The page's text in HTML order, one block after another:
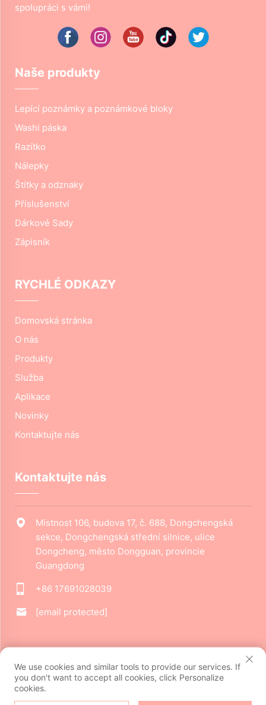
spolupráci s vámi!
Naše produkty
Lepící poznámky a poznámkové bloky
Washi páska
Razítko
Nálepky
Štítky a odznaky
Příslušenství
Dárkové Sady
Zápisník
RYCHLÉ ODKAZY
Domovská stránka
O nás
Produkty
Služba
Aplikace
Novinky
Kontaktujte nás
Kontaktujte nás
Místnost 106, budova 17, č. 688, Dongchengská
sekce, Dongchengská střední silnice, ulice
Dongcheng, město Dongguan, provincie
Guangdong
+86 17691028039
[email protected]
Copyright © 2024 Dongguan Jiarui Cultural Creative Co., Ltd.
Všechna práva vyhrazena. Ochrana soukromí
We use cookies and similar tools to provide our services. If
you don't want to accept all cookies, click Personalize
cookies.